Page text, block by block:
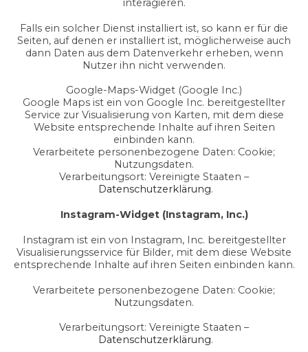
interagieren.
Falls ein solcher Dienst installiert ist, so kann er für die
Seiten, auf denen er installiert ist, möglicherweise auch
dann Daten aus dem Datenverkehr erheben, wenn
Nutzer ihn nicht verwenden.
Google-Maps-Widget (Google Inc.)
Google Maps ist ein von Google Inc. bereitgestellter
Service zur Visualisierung von Karten, mit dem diese
Website entsprechende Inhalte auf ihren Seiten
einbinden kann.
Verarbeitete personenbezogene Daten: Cookie;
Nutzungsdaten.
Verarbeitungsort: Vereinigte Staaten –
Datenschutzerklärung.
Instagram-Widget (Instagram, Inc.)
Instagram ist ein von Instagram, Inc. bereitgestellter
Visualisierungsservice für Bilder, mit dem diese Website
entsprechende Inhalte auf ihren Seiten einbinden kann.
Verarbeitete personenbezogene Daten: Cookie;
Nutzungsdaten.
Verarbeitungsort: Vereinigte Staaten –
Datenschutzerklärung.